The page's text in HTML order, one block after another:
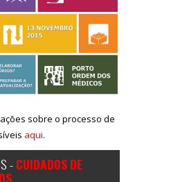
sobre o processo de
aqui.
-CUIDADOS DE